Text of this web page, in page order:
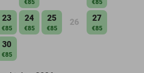
€85 €85
23
€85
24
€85
25
€85
26 27
€85
30
€85